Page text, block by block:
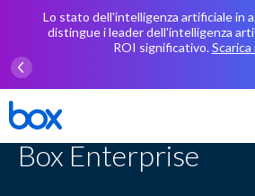
Lo stato dell'intelligenza artificiale in
distingue i leader dell'intelligenza
ROI significativo.
Box Enterprise